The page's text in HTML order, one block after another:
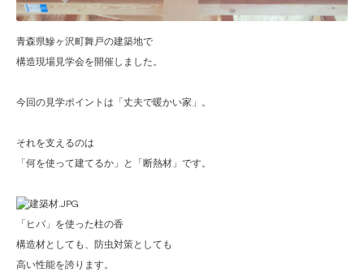
青森県鰺ヶ沢町舞戸の建築地で
構造現場見学会を開催しました。
今回の見学ポイントは「丈夫で暖かい家」。
それを支えるのは
「何を使って建てるか」と「断熱材」です。
「ヒバ」を使った柱の香
構造材としても、防虫対策としても
高い性能を誇ります。